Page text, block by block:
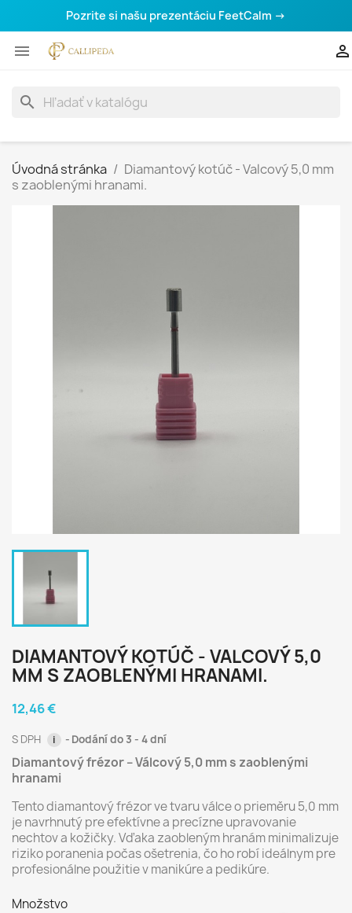
Pozrite si našu prezentáciu FeetCalm →
 
search
Úvodná stránka
Diamantový kotúč - Valcový 5,0 mm
s zaoblenými hranami.
DIAMANTOVÝ KOTÚČ - VALCOVÝ 5,0
MM S ZAOBLENÝMI HRANAMI.
12,46 €
S DPH i Dodání do 3 - 4 dní
Diamantový frézor – Válcový 5,0 mm s zaoblenými
hranami
Tento diamantový frézor ve tvaru válce o prieměru 5,0 mm
je navrhnutý pre efektívne a precízne upravovanie
nechtov a kožičky. Vďaka zaobleným hranám minimalizuje
riziko poranenia počas ošetrenia, čo ho robí ideálnym pre
profesionálne použitie v manikúre a pedikúre.
Množstvo